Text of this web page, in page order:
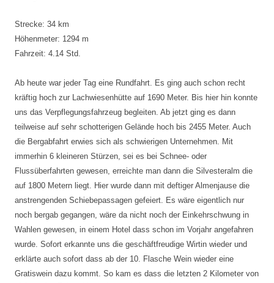
Strecke: 34 km
Höhenmeter: 1294 m
Fahrzeit: 4.14 Std.
Ab heute war jeder Tag eine Rundfahrt. Es ging auch schon recht
kräftig hoch zur Lachwiesenhütte auf 1690 Meter. Bis hier hin konnte
uns das Verpflegungsfahrzeug begleiten. Ab jetzt ging es dann
teilweise auf sehr schotterigen Gelände hoch bis 2455 Meter. Auch
die Bergabfahrt erwies sich als schwierigen Unternehmen. Mit
immerhin 6 kleineren Stürzen, sei es bei Schnee- oder
Flussüberfahrten gewesen, erreichte man dann die Silvesteralm die
auf 1800 Metern liegt. Hier wurde dann mit deftiger Almenjause die
anstrengenden Schiebepassagen gefeiert. Es wäre eigentlich nur
noch bergab gegangen, wäre da nicht noch der Einkehrschwung in
Wahlen gewesen, in einem Hotel dass schon im Vorjahr angefahren
wurde. Sofort erkannte uns die geschäftfreudige Wirtin wieder und
erklärte auch sofort dass ab der 10. Flasche Wein wieder eine
Gratiswein dazu kommt. So kam es dass die letzten 2 Kilometer von